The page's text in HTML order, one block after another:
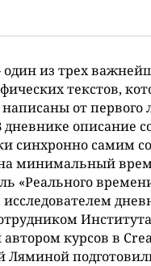
из трех
текстов,
написаны от
описание
синхронно самим
минимальный
«Реального
исследователем
курсов в
Ляминой